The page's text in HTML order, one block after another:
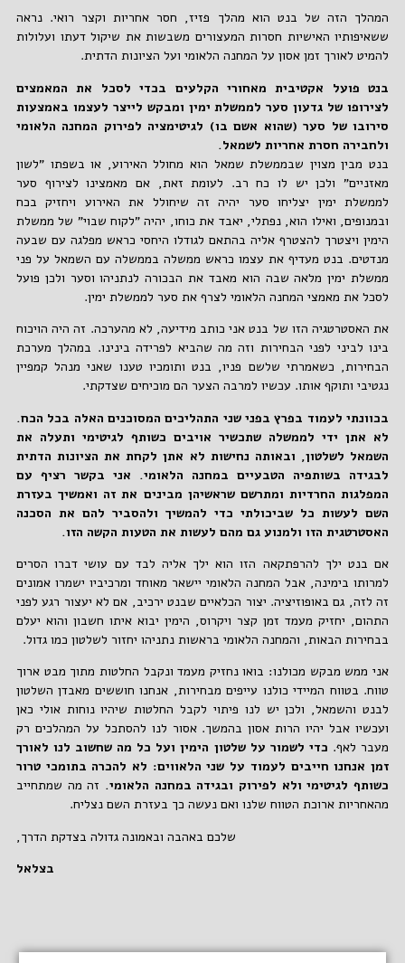
המהלך הזה של בנט הוא מהלך פזיז, חסר אחריות וקצר רואי. נראה
ששאיפותיו האישיות חסרות המעצורים משבשות את שיקול דעתו ועלולות
להמיט לאורך זמן אסון על המחנה הלאומי ועל הציונות הדתית.
בנט פועל אקטיבית מאחורי הקלעים בכדי לסכל את המאמצים
לצירופו של גדעון סער לממשלת ימין ומבקש לייצר לעצמו באמצעות
סירובו של סער (שהוא אשם בו) לגיטימציה לפירוק המחנה הלאומי
ולחבירה חסרת אחריות לשמאל.
בנט מבין מצוין שבממשלת שמאל הוא מחולל האירוע, או בשפתו "לשון
מאזניים" ולכן יש לו כח רב. לעומת זאת, אם מאמצינו לצירוף סער
לממשלת ימין יצליחו סער יהיה זה שיחולל את האירוע ויחזיק בכח
ובמנופים, ואילו הוא, נפתלי, יאבד את כוחו, יהיה "לקוח שבוי" של ממשלת
הימין ויצטרך להצטרף אליה בהתאם לגודלו היחסי כראש מפלגה עם שבעה
מנדטים. בנט מעדיף את עצמו כראש ממשלה בממשלה עם השמאל על פני
ממשלת ימין מלאה שבה הוא מאבד את הבכורה לנתניהו וסער ולכן פועל
לסכל את מאמצי המחנה הלאומי לצרף את סער לממשלת ימין.
את האסטרטגיה הזו של בנט אני כותב מידיעה, לא מהערכה. זה היה הויכוח
בינו לביני לפני הבחירות וזה מה שהביא לפרידה בינינו. במהלך מערכת
הבחירות, כשאמרתי שלשם פניו, בנט ותומכיו טענו שאני מנהל קמפיין
נגטיבי ותוקף אותו. עכשיו למרבה הצער הם מוכיחים שצדקתי.
בכוונתי לעמוד בפרץ בפני שני התהליכים המסוכנים האלה בכל הכח.
לא אתן ידי לממשלה שתכשיר אויבים כשותף לגיטימי ותעלה את
השמאל לשלטון, ובאותה נחישות לא אתן לקחת את הציונות הדתית
לבגידה בשותפיה הטבעיים במחנה הלאומי. אני בקשר רציף עם
המפלגות החרדיות ומתרשם שראשיהן מבינים את זה ואמשיך בעזרת
השם לעשות כל שביכולתי כדי להמשיך ולהסביר להם את הסכנה
האסטרטגית הזו ולמנוע גם מהם לעשות את הטעות הקשה הזו.
אם בנט ילך להרפתקאה הזו הוא ילך אליה לבד עם עושי דברו הסרים
למרותו בימינה, אבל המחנה הלאומי יישאר מאוחד ומרכיביו ישמרו אמונים
זה לזה, גם באופוזיציה. יצור הכלאיים שבנט ירכיב, אם לא יעצור רגע לפני
התהום, יחזיק מעמד זמן קצר ויקרוס, הימין יבוא איתו חשבון והוא יעלם
בבחירות הבאות, והמחנה הלאומי בראשות נתניהו יחזור לשלטון כמו גדול.
אני ממש מבקש מכולנו: בואו נחזיק מעמד ונקבל החלטות מתוך מבט ארוך
טווח. בטווח המיידי כולנו עייפים מבחירות, אנחנו חוששים מאבדן השלטון
לבנט והשמאל, ולכן יש לנו פיתוי לקבל החלטות שיהיו נוחות אולי כאן
ועכשיו אבל יהיו הרות אסון בהמשך. אסור לנו להסתכל על המהלכים רק
מעבר לאף. כדי לשמור על שלטון הימין ועל כל מה שחשוב לנו לאורך
זמן אנחנו חייבים לעמוד על שני הלאווים: לא להכרה בתומכי טרור
כשותף לגיטימי ולא לפירוק ובגידה במחנה הלאומי. זה מה שמתחייב
מהאחריות ארוכת הטווח שלנו ואם נעשה כך בעזרת השם נצליח.
שלכם באהבה ובאמונה גדולה בצדקת הדרך,
בצלאל